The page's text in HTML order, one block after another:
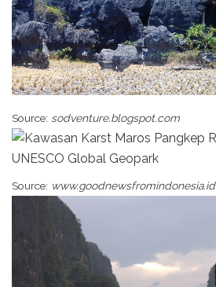
Source: sodventure.blogspot.com
Source: www.goodnewsfromindonesia.id